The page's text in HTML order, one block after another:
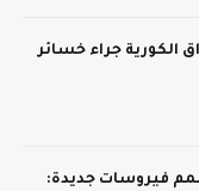
الكورية جراء خسائر
فيروسات جديدة: